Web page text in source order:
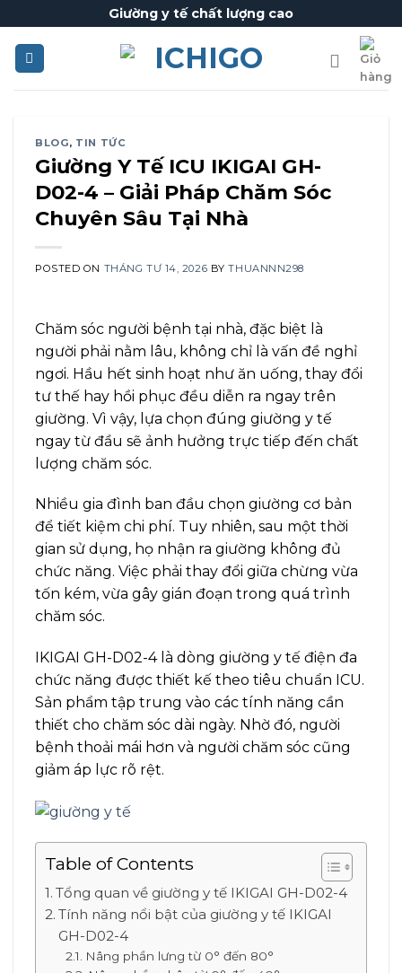
to
content
Giường y tế chất lượng cao
BLOG, TIN TỨC
Giường Y Tế ICU IKIGAI GH-
D02-4 – Giải Pháp Chăm Sóc
Chuyên Sâu Tại Nhà
POSTED ON THÁNG TƯ 14, 2026 BYTHUANNN298
Chăm sóc người bệnh tại nhà, đặc biệt là
người phải nằm lâu, không chỉ là vấn đề nghỉ
ngơi. Hầu hết sinh hoạt như ăn uống, thay đổi
tư thế hay hồi phục đều diễn ra ngay trên
giường. Vì vậy, lựa chọn đúng giường y tế
ngay từ đầu sẽ ảnh hưởng trực tiếp đến chất
lượng chăm sóc.
Nhiều gia đình ban đầu chọn giường cơ bản
để tiết kiệm chi phí. Tuy nhiên, sau một thời
gian sử dụng, họ nhận ra giường không đủ
chức năng. Việc phải thay đổi giữa chừng vừa
tốn kém, vừa gây gián đoạn trong quá trình
chăm sóc.
IKIGAI GH-D02-4 là dòng giường y tế điện đa
chức năng được thiết kế theo tiêu chuẩn ICU.
Sản phẩm tập trung vào các tính năng cần
thiết cho chăm sóc dài ngày. Nhờ đó, người
bệnh thoải mái hơn và người chăm sóc cũng
giảm áp lực rõ rệt.
Table of Contents
Tổng quan về giường y tế IKIGAI GH-D02-4
Tính năng nổi bật của giường y tế IKIGAI
GH-D02-4
Nâng phần lưng từ 0° đến 80°